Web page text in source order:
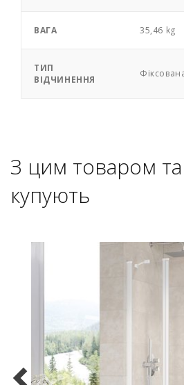
ВАГА 35,46 kg
ТИП
ВІДЧИНЕННЯ
З цим товаром
купують